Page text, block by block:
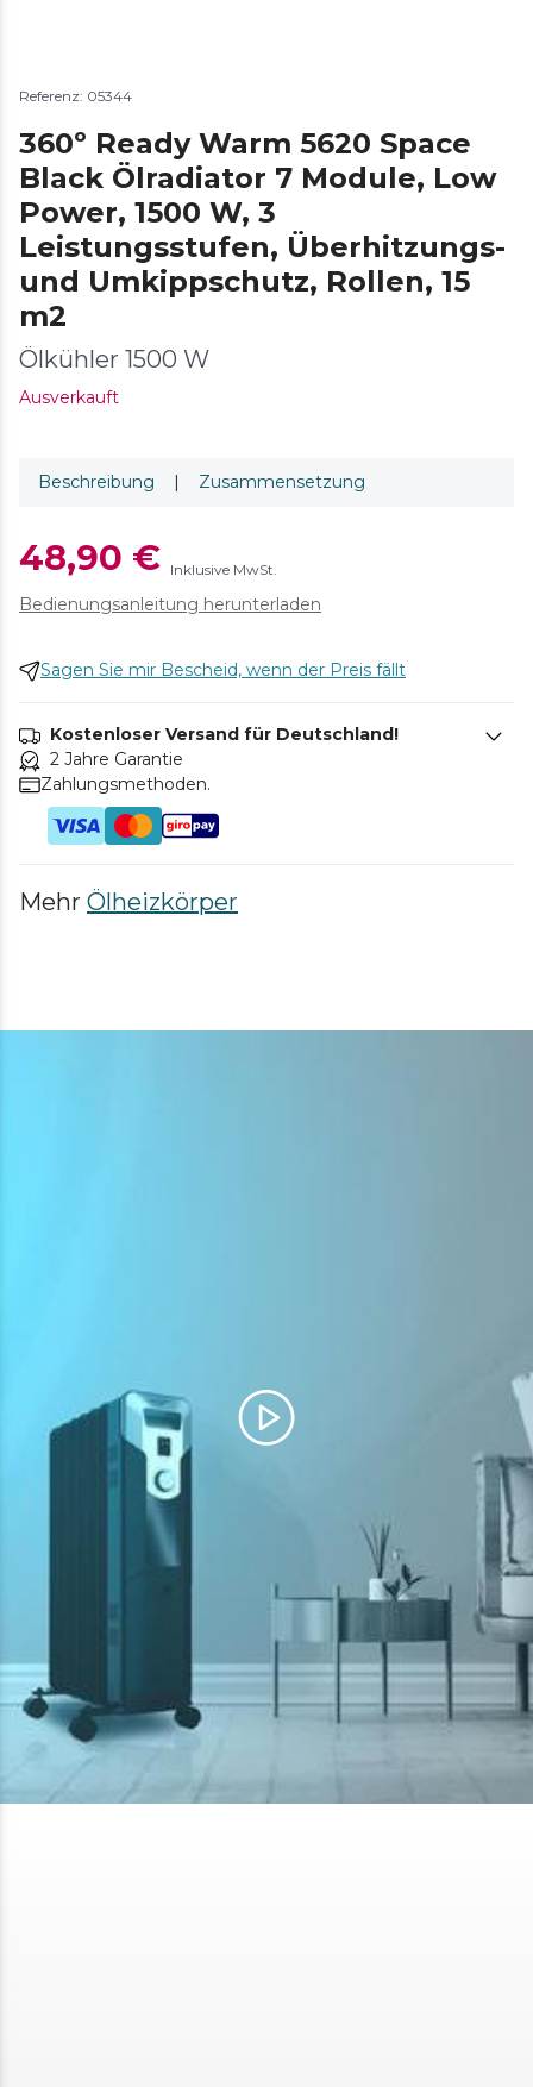
Referenz: 05344
360º Ready Warm 5620 Space
Black Ölradiator 7 Module, Low
Power, 1500 W, 3
Leistungsstufen, Überhitzungs-
und Umkippschutz, Rollen, 15
m2
Ölkühler 1500 W
Ausverkauft
Beschreibung | Zusammensetzung
48,90 € Inklusive MwSt.
Bedienungsanleitung herunterladen
Sagen Sie mir Bescheid, wenn der Preis fällt
Kostenloser Versand für Deutschland!
2 Jahre Garantie
Zahlungsmethoden.
Mehr Ölheizkörper